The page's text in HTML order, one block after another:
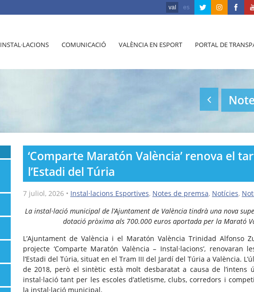
val es
INSTAL·LACIONS COMUNICACIÓ VALÈNCIA EN ESPORT PORTAL DE
‘Comparte Maratón València’ renova el
l’Estadi del Túria
7 juliol, 2026• Instal·lacions Esportives, Notes de premsa, Notícies,
La instal·lació municipal de l’Ajuntament de València tindrà una nova
dotació pròxima als 700.000 euros aportada per la Marató
L’Ajuntament de València i el Maratón València Trinidad Alfonso
projecte ‘Comparte Maratón València – Instal·lacions’, renovaran
l’Estadi del Túria, situat en el Tram III del Jardí del Túria a València.
de 2018, però el sintètic està molt desbaratat a causa de l’intens
instal·lació tant per les escoles d’atletisme, clubs, corredors i
la instal·lació municipal.